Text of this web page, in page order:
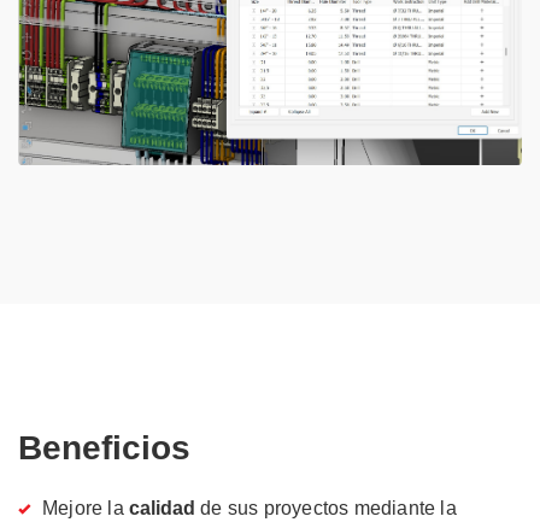
Beneficios
Mejore la calidad de sus proyectos mediante la